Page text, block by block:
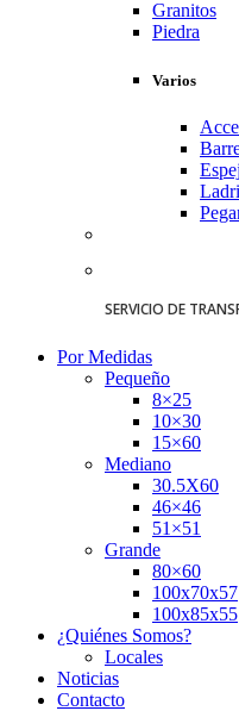
Granitos
Piedra
Varios
SERVICIO DE
Por Medidas
Pequeño
8×25
10×30
15×60
Mediano
30.5X60
46×46
51×51
Grande
80×60
100x70x57
100x85x55
¿Quiénes Somos?
Locales
Noticias
Contacto